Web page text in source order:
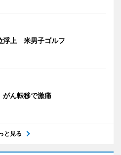
浮上 米男子ゴルフ
がん転移で激痛
と見る